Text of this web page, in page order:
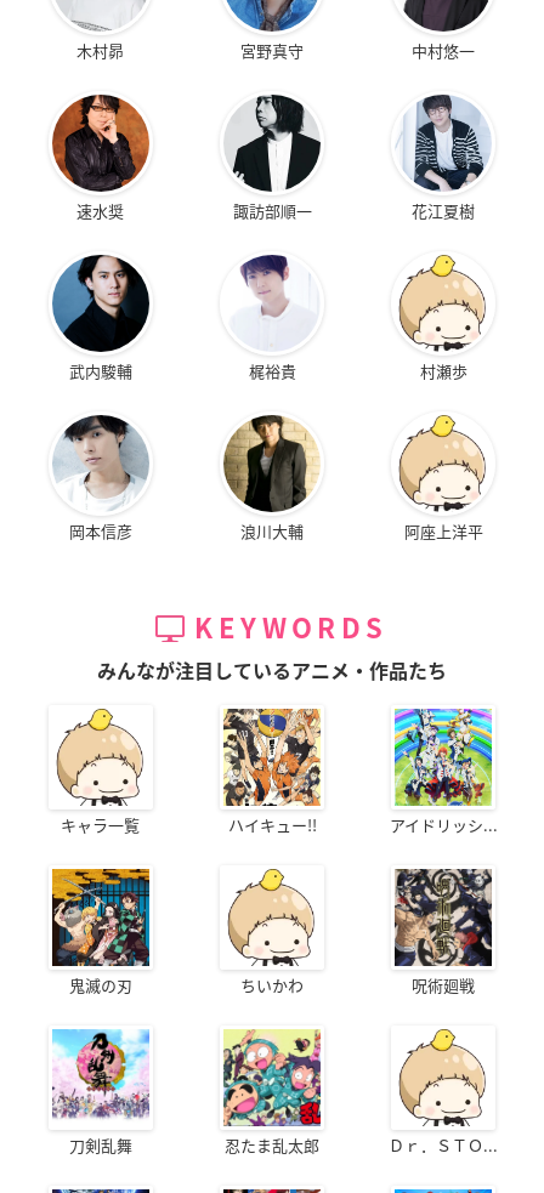
木村昴 宮野真守 中村悠一
速水奨 諏訪部順一 花江夏樹
武内駿輔 梶裕貴 村瀬歩
岡本信彦 浪川大輔 阿座上洋平
KEYWORDS
みんなが注目しているアニメ・作品たち
キャラ一覧 ハイキュー!! アイドリッシ...
鬼滅の刃 ちいかわ 呪術廻戦
刀剣乱舞 忍たま乱太郎 Ｄｒ．ＳＴＯ...